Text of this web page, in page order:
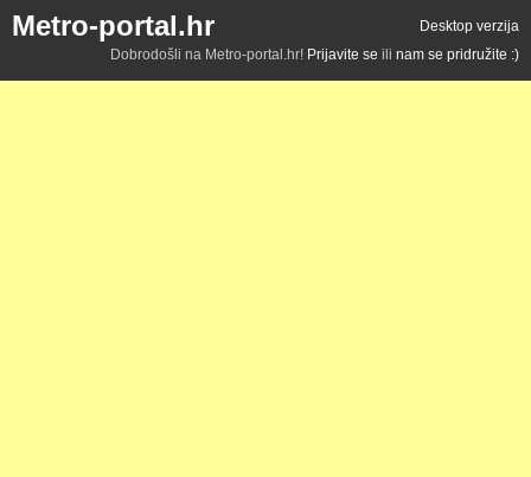
Metro-portal.hr
Desktop verzija
Dobrodošli na Metro-portal.hr! Prijavite se ili nam se pridružite :)